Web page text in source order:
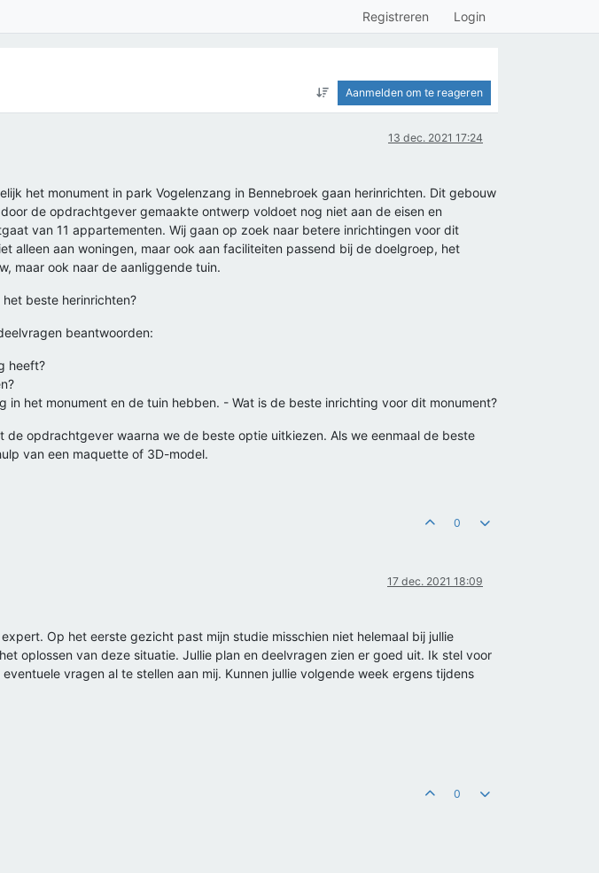
Registreren Login
Aanmelden om te reageren
13 dec. 2021 17:24
het monument in park Vogelenzang in Bennebroek gaan herinrichten. Dit gebouw
de opdrachtgever gemaakte ontwerp voldoet nog niet aan de eisen en
van 11 appartementen. Wij gaan op zoek naar betere inrichtingen voor dit
alleen aan woningen, maar ook aan faciliteiten passend bij de doelgroep, het
maar ook naar de aanliggende tuin.
beste herinrichten?
beantwoorden:
heeft?
het monument en de tuin hebben. - Wat is de beste inrichting voor dit monument?
opdrachtgever waarna we de beste optie uitkiezen. Als we eenmaal de beste
van een maquette of 3D-model.
0
17 dec. 2021 18:09
Op het eerste gezicht past mijn studie misschien niet helemaal bij jullie
oplossen van deze situatie. Jullie plan en deelvragen zien er goed uit. Ik stel voor
vragen al te stellen aan mij. Kunnen jullie volgende week ergens tijdens
0